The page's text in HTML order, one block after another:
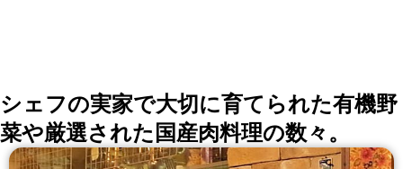
シェフの実家で大切に育てられた有機野
菜や厳選された国産肉料理の数々。